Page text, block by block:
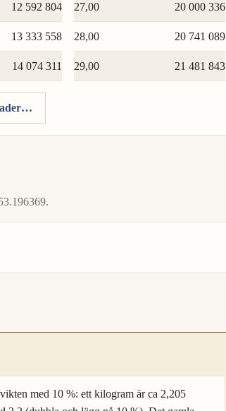
12 592 804
13 333 558
14 074 311
27,00 20 000 336
28,00 20 741 089
29,00 21 481 843
med 10 %: ett kilogram är ca 2,205